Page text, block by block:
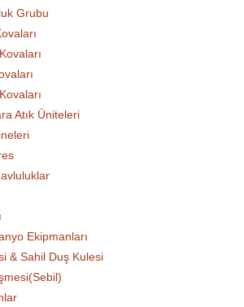
Grubu
Atık Üniteleri
Ekipmanları
& Sahil Duş Kulesi